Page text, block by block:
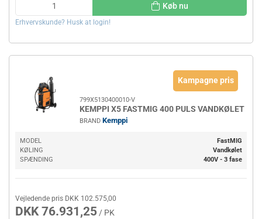
Køb nu
Erhvervskunde? Husk at login!
Kampagne pris
799X5130400010-V
KEMPPI X5 FASTMIG 400 PULS VANDKØLET
BRAND Kemppi
MODEL
FastMIG
KØLING
Vandkølet
SPÆNDING
400V - 3 fase
Vejledende pris DKK 102.575,00
DKK 76.931,25 / PK